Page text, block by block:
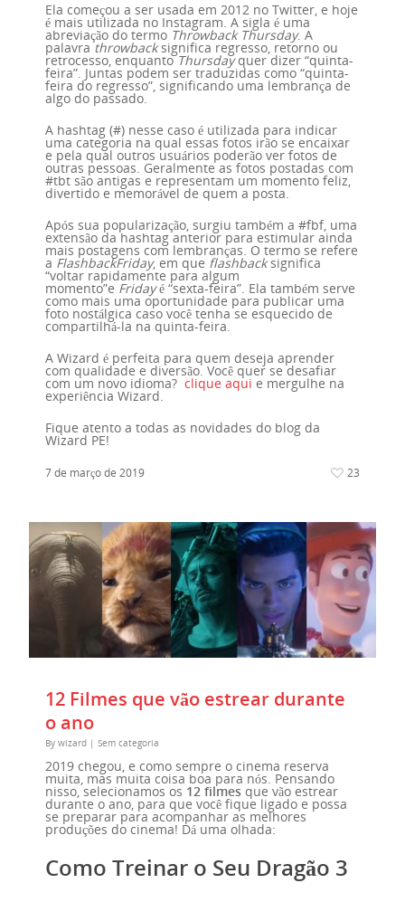
Ela começou a ser usada em 2012 no Twitter, e hoje
é mais utilizada no Instagram. A sigla é uma
abreviação do termo Throwback Thursday. A
palavrathrowbacksignifica regresso, retorno ou
retrocesso, enquantoThursdayquer dizer “quinta-
feira”. Juntas podem ser traduzidas como “quinta-
feira do regresso”, significando uma lembrança de
algo do passado.
A hashtag (#) nesse caso é utilizada para indicar
uma categoria na qual essas fotos irão se encaixar
e pela qual outros usuários poderão ver fotos de
outras pessoas. Geralmente as fotos postadas com
#tbt são antigas e representam um momento feliz,
divertido e memorável de quem a posta.
Após sua popularização, surgiu também a #fbf, uma
extensão da hashtag anterior para estimular ainda
mais postagens com lembranças. O termo se refere
a FlashbackFriday, em que flashbacksignifica
“voltar rapidamente para algum
momento”e Fridayé “sexta-feira”. Ela também serve
como mais uma oportunidade para publicar uma
foto nostálgica caso você tenha se esquecido de
compartilhá-la na quinta-feira.
A Wizard é perfeita para quem deseja aprender
com qualidade e diversão. Você quer se desafiar
com um novo idioma? clique aqui e mergulhe na
experiência Wizard.
Fique atento a todas as novidades do blog da
Wizard PE!
7 de março de 2019 23
12 Filmes que vão estrear durante
o ano
By wizard | Sem categoria
2019 chegou, e como sempre o cinema reserva
muita, mas muita coisa boa para nós. Pensando
nisso, selecionamos os 12 filmes que vão estrear
durante o ano, para que você fique ligado e possa
se preparar para acompanhar as melhores
produções do cinema! Dá uma olhada:
Como Treinar o Seu Dragão 3